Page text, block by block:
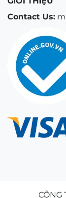
Contact Us:
CÔNG